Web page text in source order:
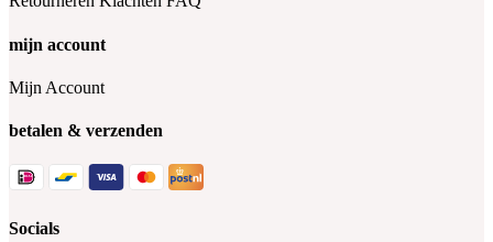
mijn account
Mijn Account
betalen & verzenden
Socials